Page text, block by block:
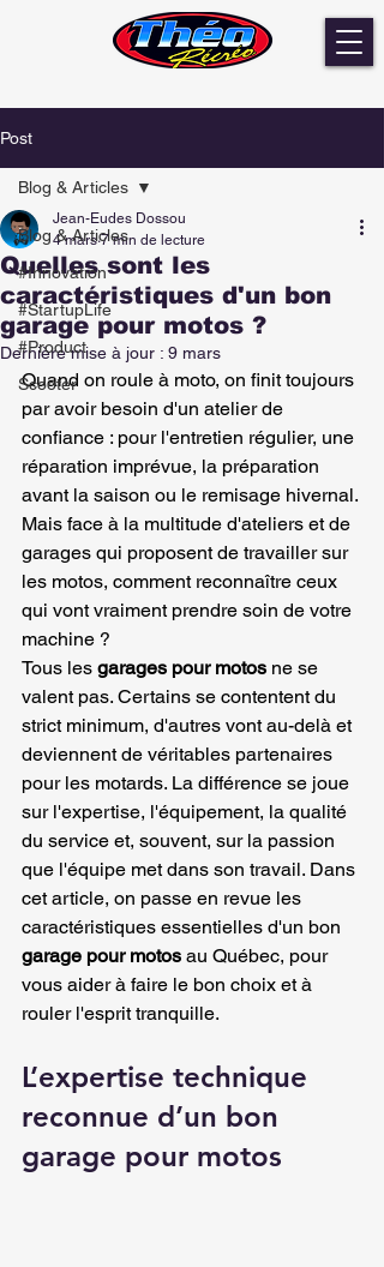
Post
Blog & Articles
#Innovation
#StartupLife
#Product
Scooter
Blog & Articles
Quelles sont les
caractéristiques d'un bon
garage pour motos ?
Jean-Eudes Dossou
4 mars 7 min de lecture
Dernière mise à jour : 9 mars
Quand on roule à moto, on finit toujours
par avoir besoin d'un atelier de
confiance : pour l'entretien régulier, une
réparation imprévue, la préparation
avant la saison ou le remisage hivernal.
Mais face à la multitude d'ateliers et de
garages qui proposent de travailler sur
les motos, comment reconnaître ceux
qui vont vraiment prendre soin de votre
machine ?
Tous les garages pour motos ne se
valent pas. Certains se contentent du
strict minimum, d'autres vont au-delà et
deviennent de véritables partenaires
pour les motards. La différence se joue
sur l'expertise, l'équipement, la qualité
du service et, souvent, sur la passion
que l'équipe met dans son travail. Dans
cet article, on passe en revue les
caractéristiques essentielles d'un bon
garage pour motos au Québec, pour
vous aider à faire le bon choix et à
rouler l'esprit tranquille.
L’expertise technique
reconnue d’un bon
garage pour motos